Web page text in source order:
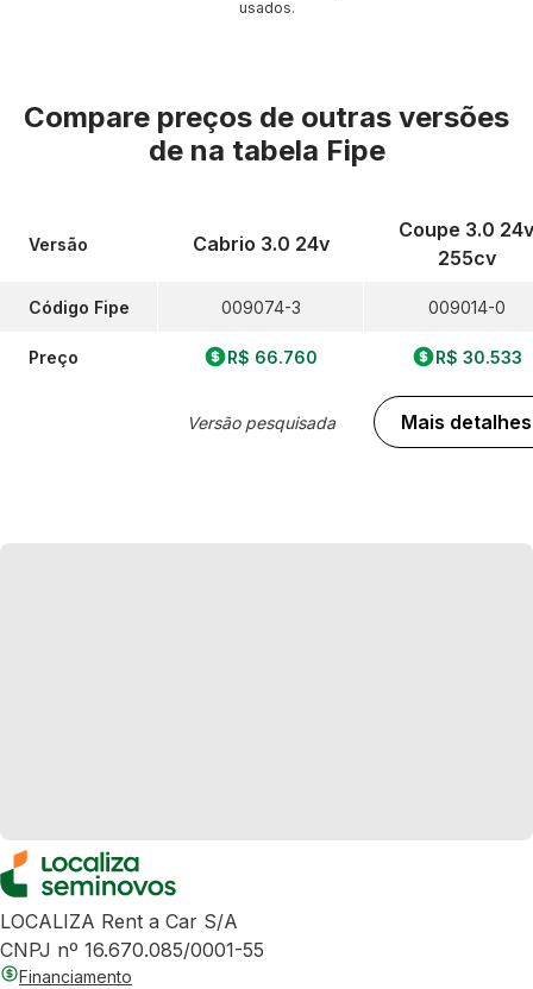
usados.
Compare preços de outras versões
de na tabela Fipe
Versão
Código Fipe
Preço
Cabrio 3.0 24v
009074-3
R$ 66.760
Versão pesquisada
Coupe 3.0 24v
255cv
009014-0
R$ 30.533
Mais detalhes
LOCALIZA Rent a Car S/A
CNPJ nº 16.670.085/0001-55
Financiamento